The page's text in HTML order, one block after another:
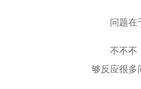
问题在
不不不
够反应很多